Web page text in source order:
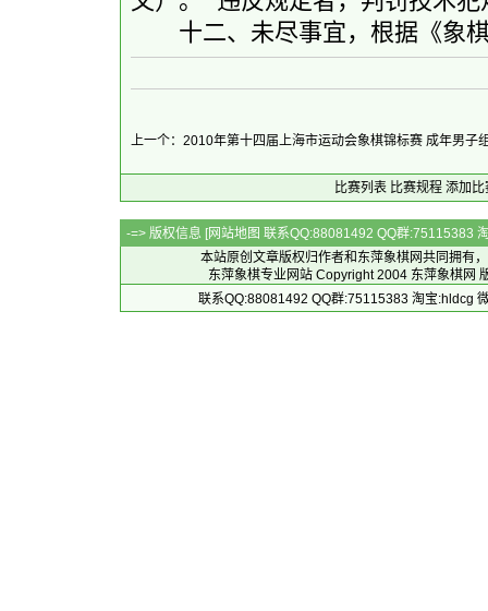
十二、未尽事宜，根据《象棋
上一个：2010年第十四届上海市运动会象棋锦标赛 成年男子
比赛列表 比赛规程 添加比
-=> 版权信息 [网站地图 联系QQ:88081492 QQ群:75115383
本站原创文章版权归作者和 东萍象棋网共同拥有
东萍象棋专业网站 Copyright 2004 东萍象棋网
联系QQ:88081492 QQ群:75115383 淘宝:hldcg